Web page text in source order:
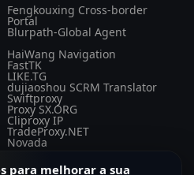
para melhorar a sua
Fengkouxing Cross-border
Portal
Blurpath-Global Agent
HaiWang Navigation
FastTK
LIKE.TG
dujiaoshou SCRM Translator
Swiftproxy
Proxy SX.ORG
Cliproxy IP
TradeProxy.NET
Novada